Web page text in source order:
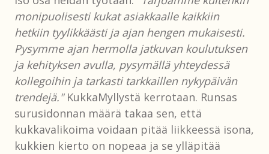
monipuolisesti kukat asiakkaalle kaikkiin
hetkiin tyylikkäästi ja ajan hengen mukaisesti.
Pysymme ajan hermolla jatkuvan koulutuksen
ja kehityksen avulla, pysymällä yhteydessä
kollegoihin ja tarkasti tarkkaillen nykypäivän
trendejä."KukkaMyllystä kerrotaan. Runsas
surusidonnan määrä takaa sen, että
kukkavalikoima voidaan pitää liikkeessä isona,
kukkien kierto on nopeaa ja se ylläpitää